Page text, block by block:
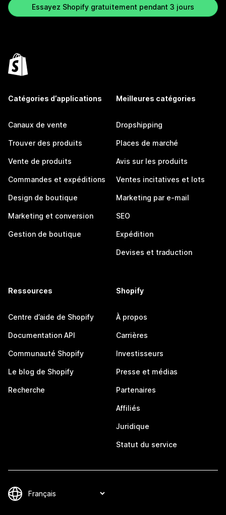
Essayez Shopify gratuitement pendant 3 jours
Catégories d’applications
Canaux de vente
Trouver des produits
Vente de produits
Commandes et expéditions
Design de boutique
Marketing et conversion
Gestion de boutique
Meilleures catégories
Dropshipping
Places de marché
Avis sur les produits
Ventes incitatives et lots
Marketing par e-mail
SEO
Expédition
Devises et traduction
Ressources
Centre d’aide de Shopify
Documentation API
Communauté Shopify
Le blog de Shopify
Recherche
Shopify
À propos
Carrières
Investisseurs
Presse et médias
Partenaires
Affiliés
Juridique
Statut du service